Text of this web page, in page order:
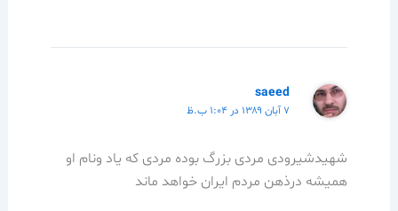
saeed
۷ آبان ۱۳۸۹ در ۱:۰۴ ب.ظ
شهیدشیرودی مردی بزرگ بوده مردی که یاد ونام او
همیشه درذهن مردم ایران خواهد ماند